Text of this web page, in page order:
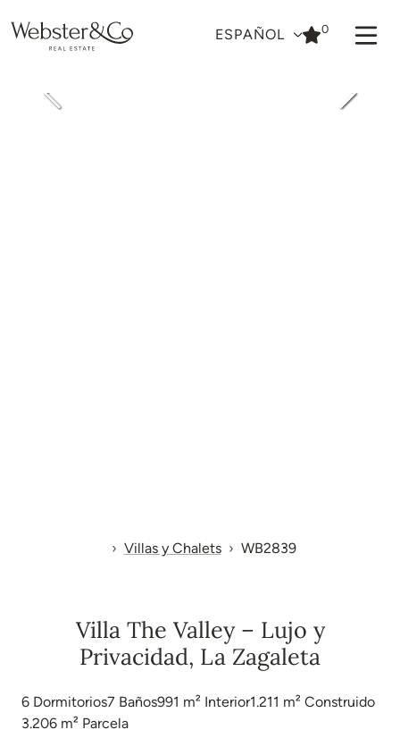
ESPAÑOL 0
Villas y Chalets WB2839
Villa The Valley – Lujo y
Privacidad, La Zagaleta
6 Dormitorios7 Baños991 m² Interior1.211 m² Construido
3.206 m² Parcela